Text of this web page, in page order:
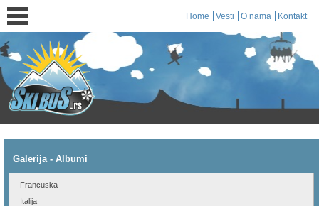
Home Vesti O nama Kontakt
Galerija - Albumi
Francuska
Italija